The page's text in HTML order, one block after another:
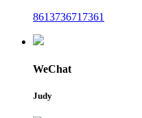
8613736717361
WeChat
Judy